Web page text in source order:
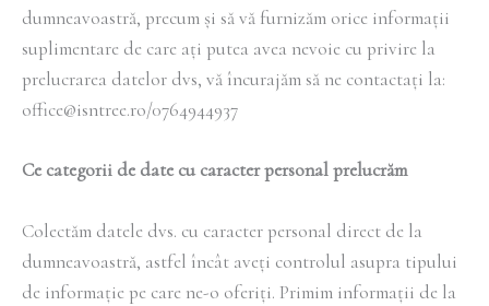
dumneavoastră, precum și să vă furnizăm orice informații
suplimentare de care ați putea avea nevoie cu privire la
prelucrarea datelor dvs, vă încurajăm să ne contactați la:
office@isntree.ro/0764944937
Ce categorii de date cu caracter personal prelucrăm
Colectăm datele dvs. cu caracter personal direct de la
dumneavoastră, astfel încât aveți controlul asupra tipului
de informație pe care ne-o oferiți. Primim informații de la